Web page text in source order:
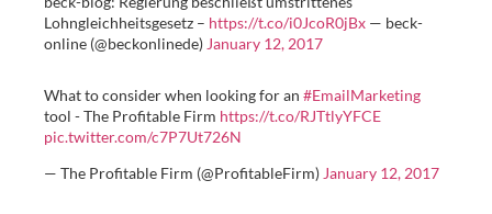
Lohngleichheitsgesetz – https://t.co/i0JcoR0jBx — beck-
online (@beckonlinede) January 12, 2017
What to consider when looking for an #EmailMarketing
tool - The Profitable Firm https://t.co/RJTtlyYFCE
pic.twitter.com/c7P7Ut726N
— The Profitable Firm (@ProfitableFirm) January 12, 2017